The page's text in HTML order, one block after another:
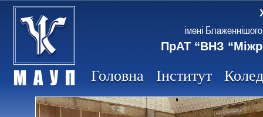
імені
ПрАТ “ВНЗ
Головна Інститут